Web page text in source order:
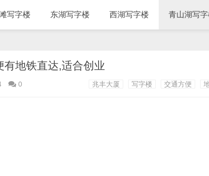
写字楼 东湖写字楼 西湖写字楼 青山湖写字
有地铁直达,适合创业
0 兆丰大厦 写字楼 交通方便